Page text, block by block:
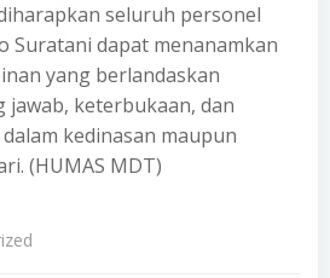
seluruh personel
Suratani dapat menanamkan
yang berlandaskan
keterbukaan, dan
kedinasan maupun
(HUMAS MDT)